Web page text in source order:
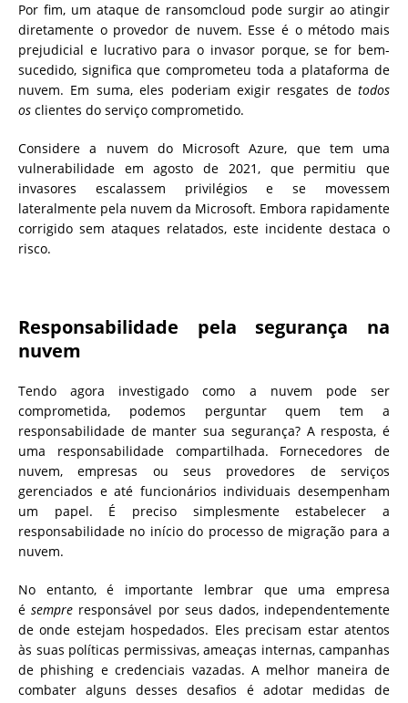
Por fim, um ataque de ransomcloud pode surgir ao atingir
diretamente o provedor de nuvem. Esse é o método mais
prejudicial e lucrativo para o invasor porque, se for bem-
sucedido, significa que comprometeu toda a plataforma de
nuvem. Em suma, eles poderiam exigir resgates de todos
os clientes do serviço comprometido.
Considere a nuvem do Microsoft Azure, que tem uma
vulnerabilidade em agosto de 2021, que permitiu que
invasores escalassem privilégios e se movessem
lateralmente pela nuvem da Microsoft. Embora rapidamente
corrigido sem ataques relatados, este incidente destaca o
risco.
Responsabilidade pela segurança na
nuvem
Tendo agora investigado como a nuvem pode ser
comprometida, podemos perguntar quem tem a
responsabilidade de manter sua segurança? A resposta, é
uma responsabilidade compartilhada. Fornecedores de
nuvem, empresas ou seus provedores de serviços
gerenciados e até funcionários individuais desempenham
um papel. É preciso simplesmente estabelecer a
responsabilidade no início do processo de migração para a
nuvem.
No entanto, é importante lembrar que uma empresa
ésempre responsável por seus dados, independentemente
de onde estejam hospedados. Eles precisam estar atentos
às suas políticas permissivas, ameaças internas, campanhas
de phishing e credenciais vazadas. A melhor maneira de
combater alguns desses desafios é adotar medidas de